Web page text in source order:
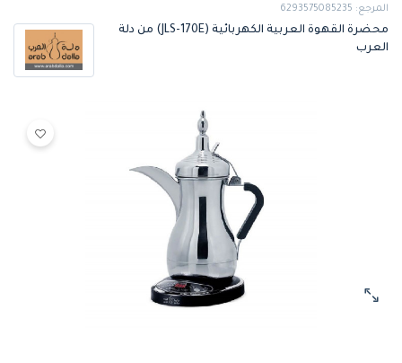
المرجع: 6293575085235
محضرة القهوة العربية الكهربائية (JLS-170E) من دلة
العرب